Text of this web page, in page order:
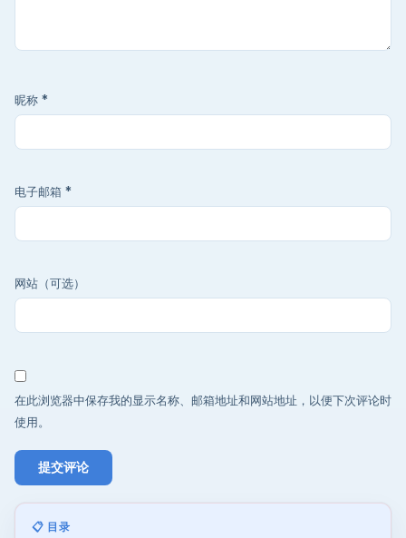
昵称 *
电子邮箱 *
网站（可选）
在此浏览器中保存我的显示名称、邮箱地址和网站地址，以便下次评论时
使用。
📋 目录